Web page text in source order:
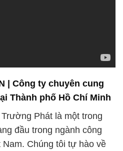
| Công ty chuyên cung
Thành phố Hồ Chí Minh
Phát là một trong
đầu trong ngành công
Chúng tôi tự hào về